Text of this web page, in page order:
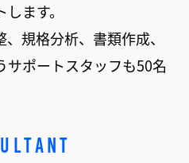
ます。
規格分析、書類作成、
サポートスタッフも50名